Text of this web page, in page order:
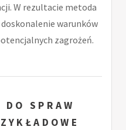
W rezultacie metoda
doskonalenie warunków
zagrożeń.
SPRAW